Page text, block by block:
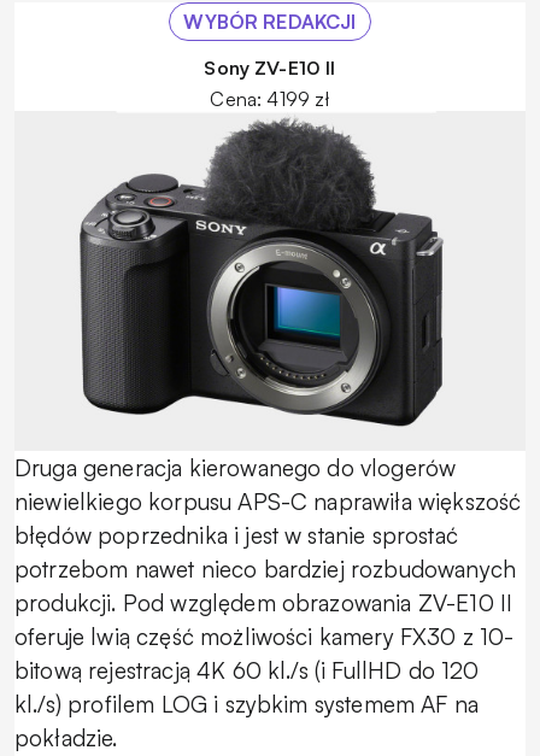
WYBÓR REDAKCJI
Sony ZV-E10 II
Cena: 4199 zł
Druga generacja kierowanego do vlogerów
niewielkiego korpusu APS-C naprawiła większość
błędów poprzednika i jest w stanie sprostać
potrzebom nawet nieco bardziej rozbudowanych
produkcji. Pod względem obrazowania ZV-E10 II
oferuje lwią część możliwości kamery FX30 z 10-
bitową rejestracją 4K 60 kl./s (i FullHD do 120
kl./s) profilem LOG i szybkim systemem AF na
pokładzie.